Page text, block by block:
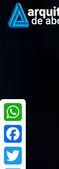
WhatsApp
Facebook